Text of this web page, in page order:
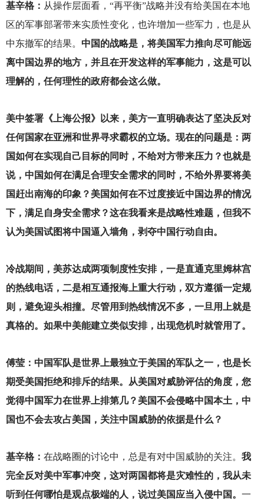
基辛格： 从操作层面看，“再平衡”战略并没有给美国在本地
区的军事部署带来实质性变化，也许增加一些军力，也是从
中东撤军的结果。 中国的战略是，将美国军力推向尽可能远
离中国边界的地方，并且在开发这样的军事能力，这是可以
理解的，任何理性的政府都会这么做。
美中签署《上海公报》以来，美方一直明确表达了坚决反对
任何国家在亚洲和世界寻求霸权的立场。现在的问题是：两
国如何在实现自己目标的同时，不给对方带来压力？也就是
说，中国如何在满足合理安全需求的同时，不给外界要将美
国赶出南海的印象？美国如何在不过度接近中国边界的情况
下，满足自身安全需求？这在我看来是战略性难题，但我不
认为美国试图将中国逼入墙角，剥夺中国行动自由。
冷战期间，美苏达成两项制度性安排，一是直通克里姆林宫
的热线电话，二是相互通报海上重大行动，双方遵循一定规
则，避免迎头相撞。尽管用到热线情况不多，一旦用上就是
真格的。如果中美能建立类似安排，出现危机时就管用了。
傅莹：中国军队是世界上最独立于美国的军队之一，也是长
期受美国拒绝和排斥的结果。从美国对威胁评估的角度，您
觉得中国军力在世界上排第几？美国不会侵略中国本土，中
国也不会去攻占美国，关注中国威胁的依据是什么？
基辛格： 在战略圈的讨论中，总是有对中国威胁的关注。 我
完全反对美中军事冲突，这对两国都将是灾难性的，我从未
听到任何哪怕是观点极端的人，说过美国应当入侵中国。 一